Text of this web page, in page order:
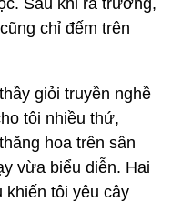
chỉ đếm trên
giỏi truyền nghề
tôi nhiều thứ,
hoa trên sân
vừa biểu diễn. Hai
khiến tôi yêu cây